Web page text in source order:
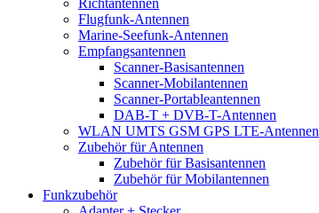
Richtantennen
Flugfunk-Antennen
Marine-Seefunk-Antennen
Empfangsantennen
Scanner-Basisantennen
Scanner-Mobilantennen
Scanner-Portableantennen
DAB-T + DVB-T-Antennen
WLAN UMTS GSM GPS LTE-Antennen
Zubehör für Antennen
Zubehör für Basisantennen
Zubehör für Mobilantennen
Funkzubehör